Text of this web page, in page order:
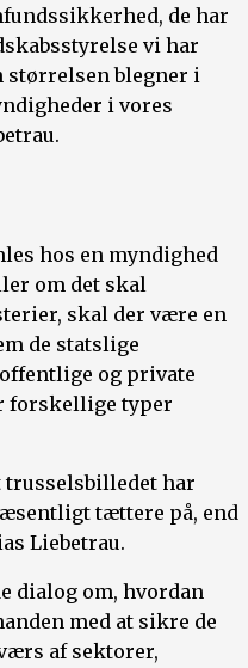
de har
vi har
størrelsen blegner i
i vores
hos en myndighed
om det skal
skal der være en
de statslige
og private
forskellige typer
trusselsbilledet har
tættere på, end
Liebetrau.
dialog om, hvordan
med at sikre de
af sektorer,